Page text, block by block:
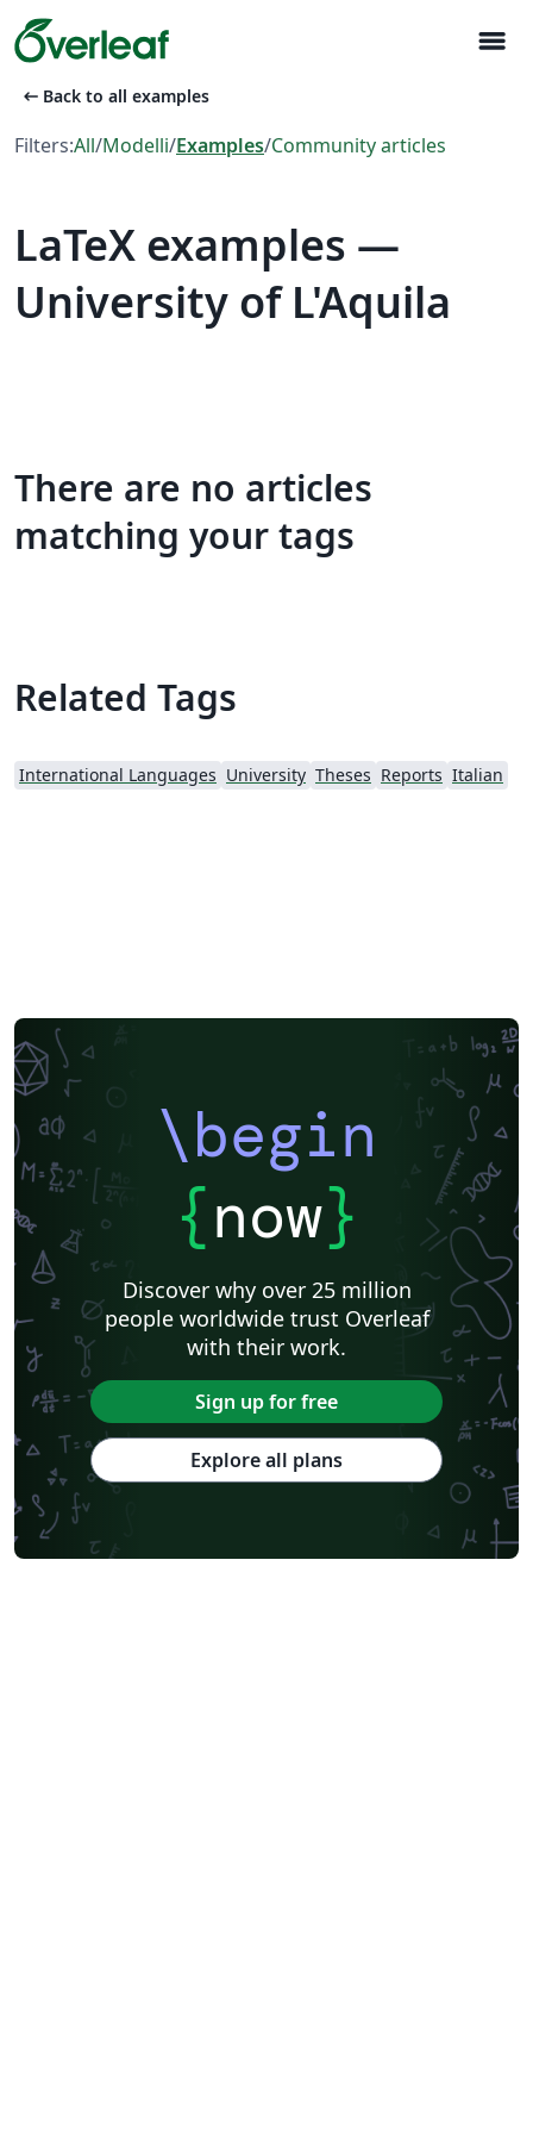
menu
arrow_left_alt Back to all examples
Filters:All/Modelli/Examples/Community articles
LaTeX examples —
University of L'Aquila
There are no articles
matching your tags
Related Tags
International Languages University Theses Reports Italian
\begin
{now}
Discover why over 25 million
people worldwide trust Overleaf
with their work.
Sign up for free
Explore all plans